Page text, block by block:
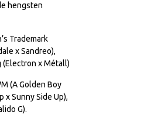
hengsten
Trademark
x Sandreo),
(Electron x Métall)
(A Golden Boy
Sunny Side Up),
G).